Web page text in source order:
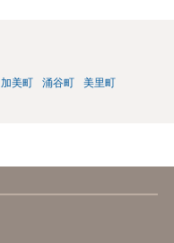
加美町 涌谷町
美里町